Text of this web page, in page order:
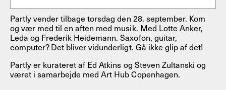
Partly vender tilbage torsdag den 28. september. Kom
og vær med til en aften med musik. Med Lotte Anker,
Leda og Frederik Heidemann. Saxofon, guitar,
computer? Det bliver vidunderligt. Gå ikke glip af det!
Partly er kurateret af Ed Atkins og Steven Zultanski og
været i samarbejde med Art Hub Copenhagen.